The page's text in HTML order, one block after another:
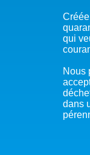
qui
Nous
dans